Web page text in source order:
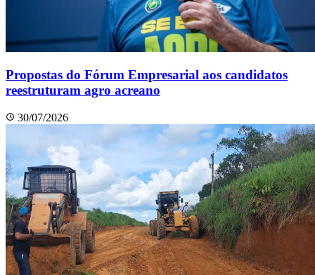
Propostas do Fórum Empresarial aos candidatos
reestruturam agro acreano
30/07/2026